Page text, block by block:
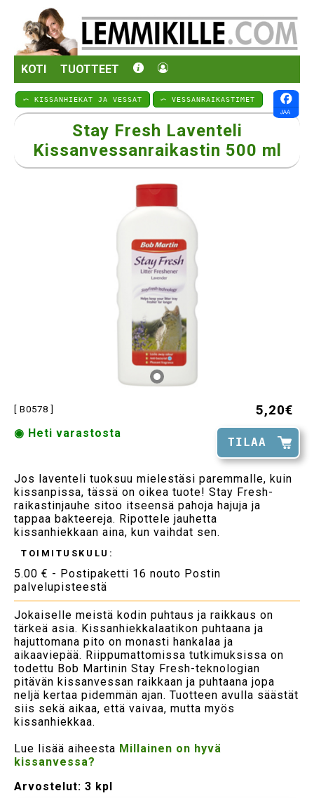
KOTI TUOTTEET
⤺ KISSANHIEKAT JA VESSAT ⤺ VESSANRAIKASTIMET
Stay Fresh Laventeli
Kissanvessanraikastin 500 ml
[ B0578 ] 5,20€
TILAA
◉ Heti varastosta
Jos laventeli tuoksuu mielestäsi paremmalle, kuin
kissanpissa, tässä on oikea tuote! Stay Fresh-
raikastinjauhe sitoo itseensä pahoja hajuja ja
tappaa bakteereja. Ripottele jauhetta
kissanhiekkaan aina, kun vaihdat sen.
TOIMITUSKULU:
5.00 € - Postipaketti 16 nouto Postin
palvelupisteestä
Jokaiselle meistä kodin puhtaus ja raikkaus on
tärkeä asia. Kissanhiekkalaatikon puhtaana ja
hajuttomana pito on monasti hankalaa ja
aikaaviepää. Riippumattomissa tutkimuksissa on
todettu Bob Martinin Stay Fresh-teknologian
pitävän kissanvessan raikkaan ja puhtaana jopa
neljä kertaa pidemmän ajan. Tuotteen avulla säästät
siis sekä aikaa, että vaivaa, mutta myös
kissanhiekkaa.
Lue lisää aiheesta Millainen on hyvä
kissanvessa?
Arvostelut: 3 kpl